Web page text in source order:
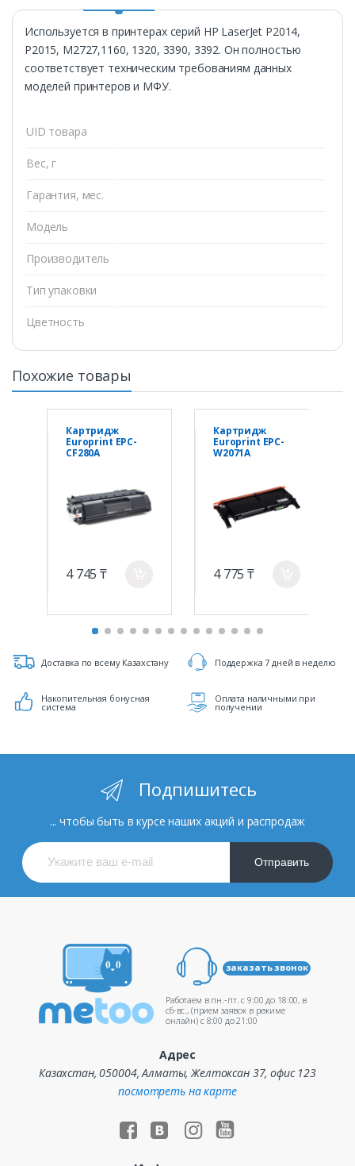
Используется в принтерах серий HP LaserJet P2014,
P2015, M2727,1160, 1320, 3390, 3392. Он полностью
соответствует техническим требованиям данных
моделей принтеров и МФУ.
UID товара
Вес, г
Гарантия, мес.
Модель
Производитель
Тип упаковки
Цветность
Похожие товары
Картридж
Europrint EPC-
CF280A
4 745 ₸
Картридж
Europrint EPC-
W2071A
4 775 ₸
Доставка по всему Казахстану Поддержка 7 дней в неделю
Накопительная бонусная
система
Оплата наличными при
получении
Подпишитесь
... чтобы быть в курсе наших акций и распродаж
Отправить
заказать звонок
Работаем в пн.-пт. c 9:00 до 18:00, в
сб-вс., (прием заявок в режиме
онлайн) c 8:00 до 21:00
Адрес
Казахстан, 050004, Алматы, Желтоксан 37, офис 123
посмотреть на карте